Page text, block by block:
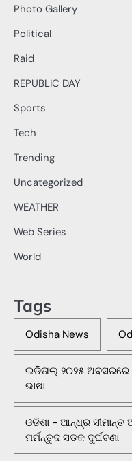
Photo Gallery
Political
Raid
REPUBLIC DAY
Sports
Tech
Trending
Uncategorized
WEATHER
Web Series
World
Tags
Odisha News
ଇଡିତାଲ୍ ୨୦୨୫ ଅବସରରେ
ଭାଷା
ଓଡିଶା - ଆନ୍ଧ୍ର
ମର୍ମନ୍ତୁଦ ସଡକ ଦୁର୍ଘଟଣା